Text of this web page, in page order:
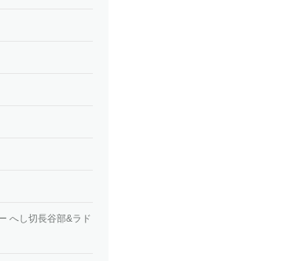
へし切長谷部&ラド